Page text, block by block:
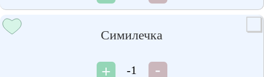
Симилечка
-1